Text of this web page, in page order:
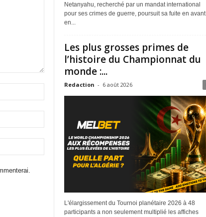
Netanyahu, recherché par un mandat international
pour ses crimes de guerre, poursuit sa fuite en avant
en...
Les plus grosses primes de
l’histoire du Championnat du
monde :...
Redaction - 6 août 2026
L'élargissement du Tournoi planétaire 2026 à 48
participants a non seulement multiplié les affiches